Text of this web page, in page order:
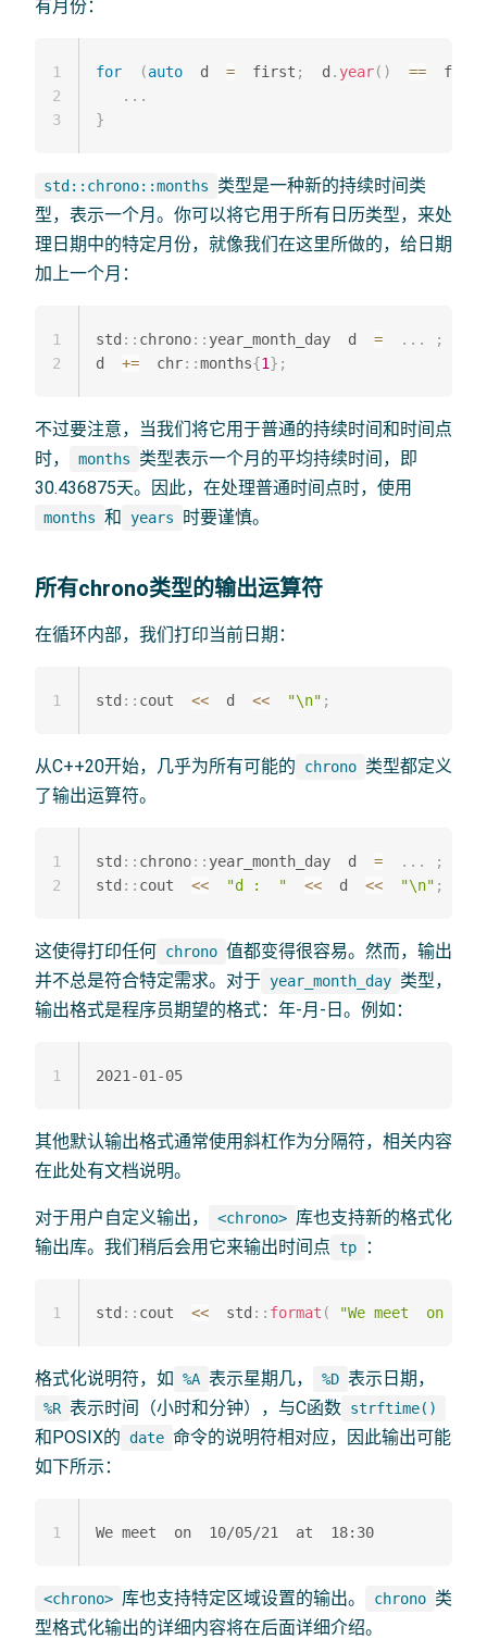
有月份：
for (auto
  d
=
  first
;
  d
. year( ) ==
  first
. . .
}
1
2
3
std::chrono::months
类型是一种新的持续时间类
型，表示一个月。你可以将它用于所有日历类型，来处
理日期中的特定月份，就像我们在这里所做的，给日期
加上一个月：
std :: chrono:: year_month_day  d = . . .
;
d +=
  chr
::months{1} ;
1
2
不过要注意，当我们将它用于普通的持续时间和时间点
时，
months
类型表示一个月的平均持续时间，即
30.436875天。因此，在处理普通时间点时，使用
months 和 years 时要谨慎。
所有chrono类型的输出运算符
在循环内部，我们打印当前日期：
std :: cout <<
  d
<< "\n" ;
1
从C++20开始，几乎为所有可能的 chrono 类型都定义
了输出运算符。
std :: chrono:: year_month_day  d = . . .
;
std :: cout << "d :  " <<
  d
<< "\n" ;
1
2
这使得打印任何 chrono 值都变得很容易。然而，输出
并不总是符合特定需求。对于 year_month_day 类型，
输出格式是程序员期望的格式：年-月-日。例如：
1
其他默认输出格式通常使用斜杠作为分隔符，相关内容
在此处有文档说明。
对于用户自定义输出， <chrono> 库也支持新的格式化
输出库。我们稍后会用它来输出时间点 tp ：
std :: cout <<
  std
:: format ( "We meet  on
1
格式化说明符，如 %A 表示星期几， %D 表示日期，
%R 表示时间（小时和分钟），与C函数 strftime()
和POSIX的 date 命令的说明符相对应，因此输出可能
如下所示：
1
<chrono> 库也支持特定区域设置的输出。 chrono 类
型格式化输出的详细内容将在后面详细介绍。